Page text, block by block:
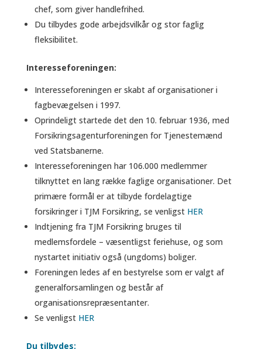
chef, som giver handlefrihed.
Du tilbydes gode arbejdsvilkår og stor faglig
fleksibilitet.
Interesseforeningen:
Interesseforeningen er skabt af organisationer i
fagbevægelsen i 1997.
Oprindeligt startede det den 10. februar 1936, med
Forsikringsagenturforeningen for Tjenestemænd
ved Statsbanerne.
Interesseforeningen har 106.000 medlemmer
tilknyttet en lang række faglige organisationer. Det
primære formål er at tilbyde fordelagtige
forsikringer i TJM Forsikring, se venligst HER
Indtjening fra TJM Forsikring bruges til
medlemsfordele – væsentligst feriehuse, og som
nystartet initiativ også (ungdoms) boliger.
Foreningen ledes af en bestyrelse som er valgt af
generalforsamlingen og består af
organisationsrepræsentanter.
Se venligst HER
Du tilbydes: